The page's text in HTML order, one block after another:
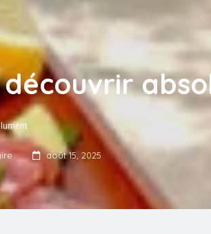
août 15, 2025